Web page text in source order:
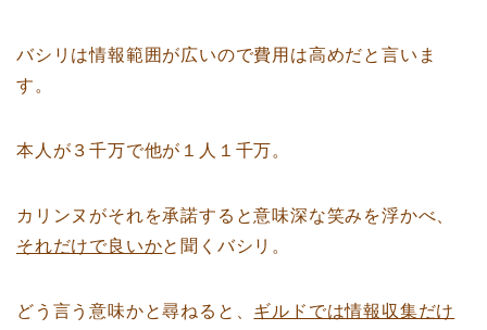
バシリは情報範囲が広いので費用は高めだと言いま
す。
本人が３千万で他が１人１千万。
カリンヌがそれを承諾すると意味深な笑みを浮かべ、
それだけで良いかと聞くバシリ。
どう言う意味かと尋ねると、 ギルドでは情報収集だけ